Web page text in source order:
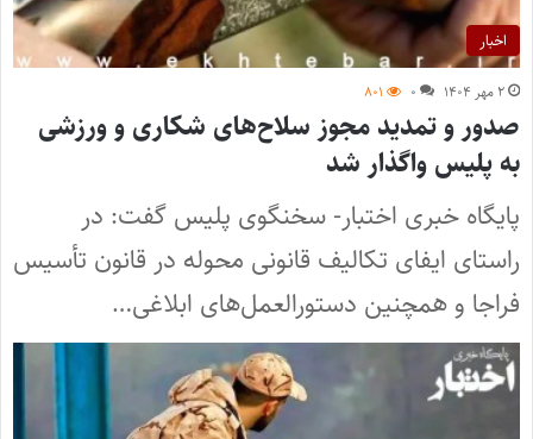
اخبار
۲ مهر ۱۴۰۴ ۰ ۸۰۱
صدور و تمدید مجوز سلاح‌های شکاری و ورزشی
به پلیس واگذار شد
پایگاه خبری اختبار- سخنگوی پلیس گفت: در
راستای ایفای تکالیف قانونی محوله در قانون تأسیس
فراجا و همچنین دستورالعمل‌های ابلاغی…